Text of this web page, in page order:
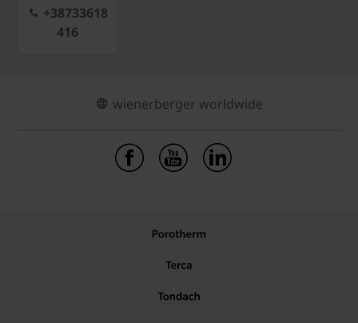
+38733618
416
wienerberger worldwide